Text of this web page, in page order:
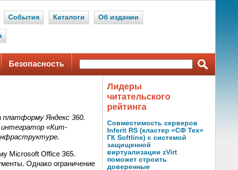
События Каталоги Об издании
Безопасность
платформу Яндекс 360.
интегратор «Кит-
Microsoft Office 365.
Однако ограничение
Лидеры
читательского
рейтинга
Совместимость серверов
Inferit RS (кластер «СФ Тех»
ГК Softline) с системой
защищенной
виртуализации zVirt
поможет строить
доверенные